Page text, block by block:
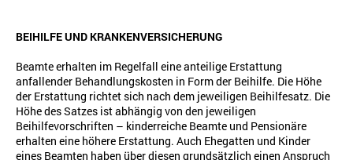
BEIHILFE UND KRANKENVERSICHERUNG
Beamte erhalten im Regelfall eine anteilige Erstattung
anfallender Behandlungskosten in Form der Beihilfe. Die Höhe
der Erstattung richtet sich nach dem jeweiligen Beihilfesatz. Die
Höhe des Satzes ist abhängig von den jeweiligen
Beihilfevorschriften – kinderreiche Beamte und Pensionäre
erhalten eine höhere Erstattung. Auch Ehegatten und Kinder
eines Beamten haben über diesen grundsätzlich einen Anspruch